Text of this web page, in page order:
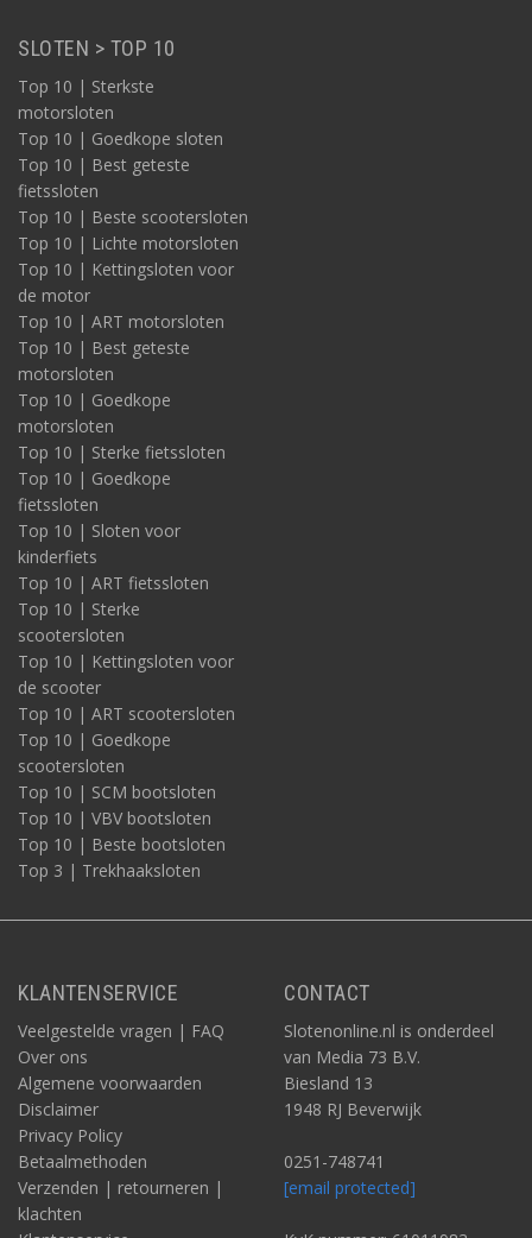
SLOTEN > TOP 10
Top 10 | Sterkste
motorsloten
Top 10 | Goedkope sloten
Top 10 | Best geteste
fietssloten
Top 10 | Beste scootersloten
Top 10 | Lichte motorsloten
Top 10 | Kettingsloten voor
de motor
Top 10 | ART motorsloten
Top 10 | Best geteste
motorsloten
Top 10 | Goedkope
motorsloten
Top 10 | Sterke fietssloten
Top 10 | Goedkope
fietssloten
Top 10 | Sloten voor
kinderfiets
Top 10 | ART fietssloten
Top 10 | Sterke
scootersloten
Top 10 | Kettingsloten voor
de scooter
Top 10 | ART scootersloten
Top 10 | Goedkope
scootersloten
Top 10 | SCM bootsloten
Top 10 | VBV bootsloten
Top 10 | Beste bootsloten
Top 3 | Trekhaaksloten
KLANTENSERVICE
Veelgestelde vragen | FAQ
Over ons
Algemene voorwaarden
Disclaimer
Privacy Policy
Betaalmethoden
Verzenden | retourneren |
klachten
CONTACT
Slotenonline.nl is onderdeel
van Media 73 B.V.
Biesland 13
1948 RJ Beverwijk
0251-748741
[email protected]